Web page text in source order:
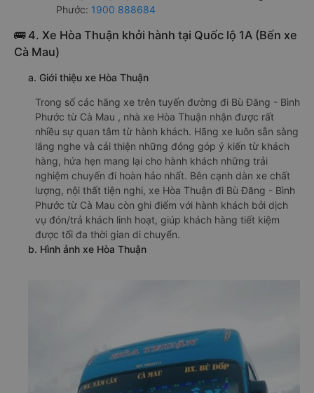
Phước: 1900 888684
🚌 4. Xe Hòa Thuận khởi hành tại Quốc lộ 1A (Bến xe
Cà Mau)
a. Giới thiệu xe Hòa Thuận
Trong số các hãng xe trên tuyến đường đi Bù Đăng - Bình
Phước từ Cà Mau , nhà xe Hòa Thuận nhận được rất
nhiều sự quan tâm từ hành khách. Hãng xe luôn sẵn sàng
lắng nghe và cải thiện những đóng góp ý kiến từ khách
hàng, hứa hẹn mang lại cho hành khách những trải
nghiệm chuyến đi hoàn hảo nhất. Bên cạnh dàn xe chất
lượng, nội thất tiện nghi, xe Hòa Thuận đi Bù Đăng - Bình
Phước từ Cà Mau còn ghi điểm với hành khách bởi dịch
vụ đón/trả khách linh hoạt, giúp khách hàng tiết kiệm
được tối đa thời gian di chuyển.
b. Hình ảnh xe Hòa Thuận